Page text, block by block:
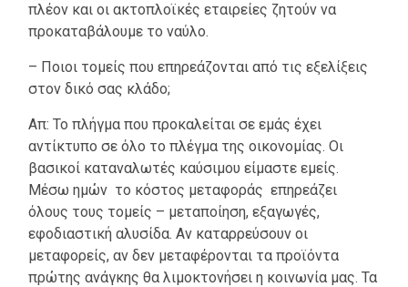
πλέον και οι ακτοπλοϊκές εταιρείες ζητούν να
προκαταβάλουμε το ναύλο.
– Ποιοι τομείς που επηρεάζονται από τις εξελίξεις
στον δικό σας κλάδο;
Απ: Το πλήγμα που προκαλείται σε εμάς έχει
αντίκτυπο σε όλο το πλέγμα της οικονομίας. Οι
βασικοί καταναλωτές καύσιμου είμαστε εμείς.
Μέσω ημών το κόστος μεταφοράς επηρεάζει
όλους τους τομείς – μεταποίηση, εξαγωγές,
εφοδιαστική αλυσίδα. Αν καταρρεύσουν οι
μεταφορείς, αν δεν μεταφέρονται τα προϊόντα
πρώτης ανάγκης θα λιμοκτονήσει η κοινωνία μας. Τα